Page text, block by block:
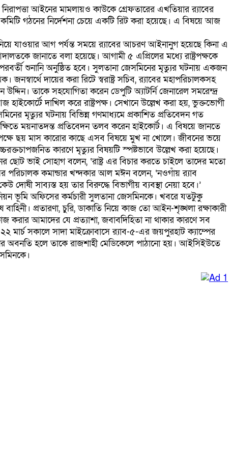
আইনের মামলায়ও কাউকে গ্রেফতারের এখতিয়ার র‌্যাবের
গঠনের নির্দেশনা চেয়ে একটি রিট করা হয়েছে। এ বিষয়ে আজ
যাওয়ার আগ পর্যন্ত সময়ে র‌্যাবের আচরণ আইনানুগ হয়েছে কিনা এ
জানাতে বলা হয়েছে। আগামী ৫ এপ্রিলের মধ্যে রাষ্ট্রপক্ষকে
শুনানি অনুষ্ঠিত হবে। সুলতানা জেসমিনের মৃত্যুর ঘটনায় একজন
দায়ের করা রিটে স্বরাষ্ট্র সচিব, র‌্যাবের মহাপরিচালকসহ
তাকে সহযোগিতা করেন ডেপুটি অ্যাটর্নি জেনারেল সমরেন্দ্র
দাখিল করে রাষ্ট্রপক্ষ। সেখানে উল্লেখ করা হয়, ভুক্তভোগী
মৃত্যুর ঘটনায় বিভিন্ন গণমাধ্যমে প্রকাশিত প্রতিবেদন গত
ময়নাতদন্ত প্রতিবেদন তলব করেন হাইকোর্ট। এ বিষয়ে জানতে
ছয় মাস কারোর কাছে এসব বিষয়ে মুখ না খোলে। জীবনের ভয়ে
কারণে মৃত্যুর বিষয়টি স্পষ্টভাবে উল্লেখ করা হয়েছে।
ভাই সোহাগ বলেন, ‘রাষ্ট্র এর বিচার করতে চাইলে তাদের মতো
পরিচালক কমান্ডার খন্দকার আল মঈন বলেন, ‘নওগাঁয় র‌্যাব
সাব্যস্ত হয় তার বিরুদ্ধে বিভাগীয় ব্যবস্থা নেয়া হবে।’
ভূমি অফিসের কর্মচারী সুলতানা জেসমিনকে। খবরে যতটুকু
প্রতারণা, চুরি, ডাকাতি নিয়ে কাজ তো আইন-শৃঙ্খলা রক্ষাকারী
করার আমাদের যে প্রত্যাশা, জবাবদিহিতা না থাকার কারণে সব
মার্চ সকালে সাদা মাইক্রোবাসে র‌্যাব-৫-এর জয়পুরহাট ক্যাম্পের
অবনতি হলে তাকে রাজশাহী মেডিকেলে পাঠানো হয়। আইসিইউতে